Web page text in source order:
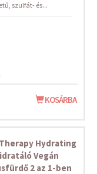
szulfát- és...
KOSÁRBA
Hydrating
Vegán
2 az 1-ben